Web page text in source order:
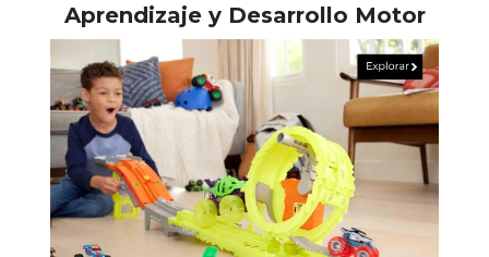
Aprendizaje y Desarrollo Motor